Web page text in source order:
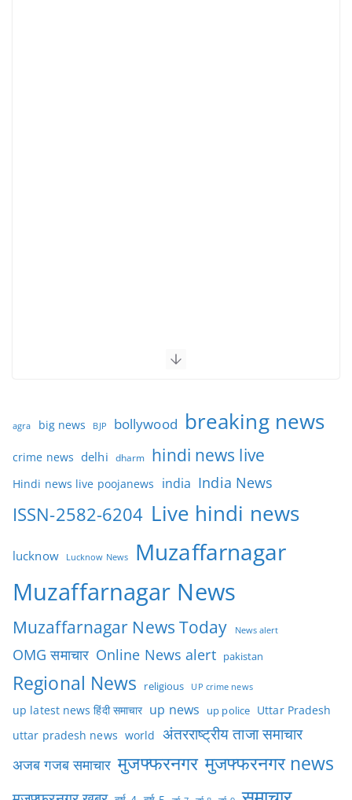
agra big news BJP bollywood breaking news
crime news delhi dharm hindi news live
Hindi news live poojanews india India News
ISSN-2582-6204 Live hindi news
lucknow Lucknow News Muzaffarnagar
Muzaffarnagar News
Muzaffarnagar News Today News alert
OMG समाचार Online News alert pakistan
Regional News religious UP crime news
up latest news हिंदी समाचार up news up police Uttar Pradesh
uttar pradesh news world अंतरराष्ट्रीय ताजा समाचार
अजब गजब समाचार मुजफ्फरनगर मुजफ्फरनगर news